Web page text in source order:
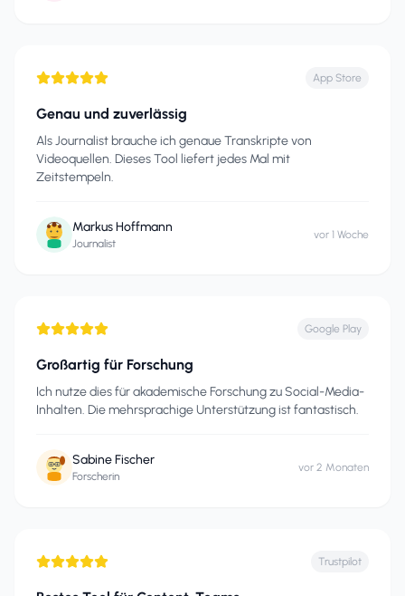
App Store
Genau und zuverlässig
Als Journalist brauche ich genaue Transkripte von
Videoquellen. Dieses Tool liefert jedes Mal mit
Zeitstempeln.
Markus Hoffmann
Journalist
vor 1 Woche
Google Play
Großartig für Forschung
Ich nutze dies für akademische Forschung zu Social-Media-
Inhalten. Die mehrsprachige Unterstützung ist fantastisch.
Sabine Fischer
Forscherin
vor 2 Monaten
Trustpilot